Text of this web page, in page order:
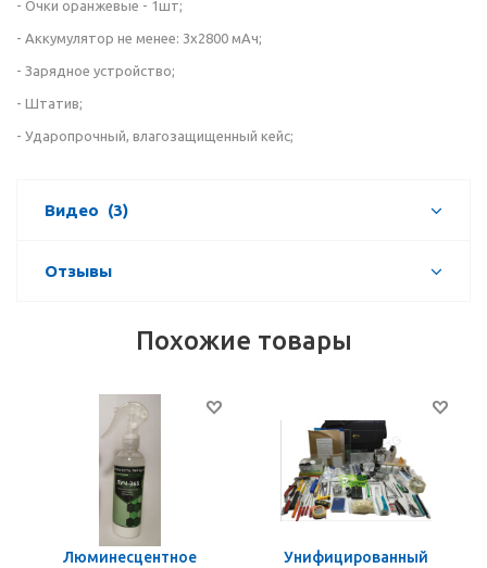
- Очки оранжевые - 1шт;
- Аккумулятор не менее: 3х2800 мАч;
- Зарядное устройство;
- Штатив;
- Ударопрочный, влагозащищенный кейс;
Видео (3)
Отзывы
Похожие товары
Люминесцентное
Унифицированный